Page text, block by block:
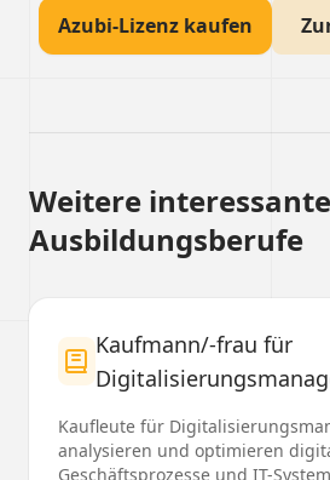
Azubi-Lizenz kaufen
Weitere interessante
Ausbildungsberufe
Kaufmann/-frau für
Kaufleute für
analysieren und optimieren
Geschäftsprozesse und IT-